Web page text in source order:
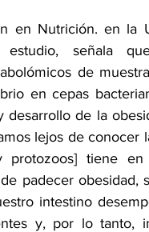
en Nutrición. en la
estudio, señala
de
en cepas
de la
lejos de conocer
tiene en
padecer obesidad,
intestino
y, por lo tanto,